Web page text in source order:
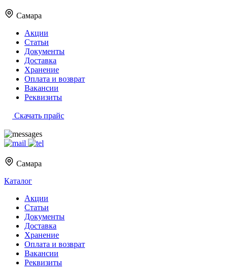
Самара
Акции
Статьи
Документы
Доставка
Хранение
Оплата и возврат
Вакансии
Реквизиты
Скачать прайс
Самара
Каталог
Акции
Статьи
Документы
Доставка
Хранение
Оплата и возврат
Вакансии
Реквизиты